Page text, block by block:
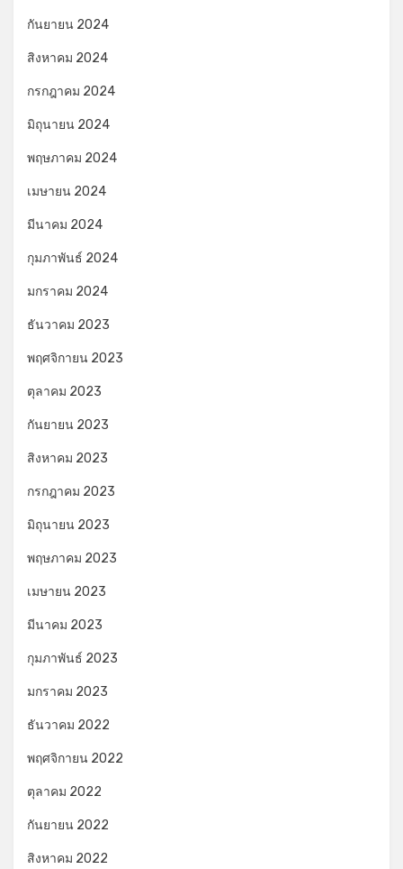
กันยายน 2024
สิงหาคม 2024
กรกฎาคม 2024
มิถุนายน 2024
พฤษภาคม 2024
เมษายน 2024
มีนาคม 2024
กุมภาพันธ์ 2024
มกราคม 2024
ธันวาคม 2023
พฤศจิกายน 2023
ตุลาคม 2023
กันยายน 2023
สิงหาคม 2023
กรกฎาคม 2023
มิถุนายน 2023
พฤษภาคม 2023
เมษายน 2023
มีนาคม 2023
กุมภาพันธ์ 2023
มกราคม 2023
ธันวาคม 2022
พฤศจิกายน 2022
ตุลาคม 2022
กันยายน 2022
สิงหาคม 2022